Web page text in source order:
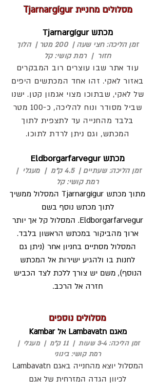
מסלולים מחניית Tjarnargígur
מכתש Tjarnargígur
זמן הליכה: חצי שעה | 200 מטר | הלוך
חזור | רמת קושי: קל
עוד אתר שבו עוצרים רוב המבקרים
באזור לאקי. זהו אחד המכתשים היפים
של לאקי, שבתוכו מצוי אגמון קטן. ישנו
שביל מסודר ונוח להליכה, כ-100 מטר
בלבד מהחנייה עד לתצפית לתוך
המכתש, וגם ניתן לרדת לתוכו.
מכתש Eldborgarfarvegur
זמן הליכה: שעתיים | 4.5 ק"מ | מעגלי |
רמת קושי: קל
מתוך מכתש Tjarnargígur המסלול ממשיך
לתוך מכתש נוסף בשם
Eldborgarfarvegur. המסלול קל אך יותר
ארוך מהביקור במכתש הראשון בלבד.
המסלול מסתיים בחניון אחר (ניתן גם
לחנות בו ולהגיע ישירות אל המכתש
הנוסף), משם יש צורך ללכת לצד הכביש
חזרה אל הרכב.
מסלולים נוספים
מאגם Lambavatn אל Kambar
זמן הליכה: 3-4 שעות | 11 ק"מ | מעגלי |
רמת קושי: בינוני
המסלול יוצא מהחנייה באגם Lambavatn
לכיוון הגדה המזרחית של אגם